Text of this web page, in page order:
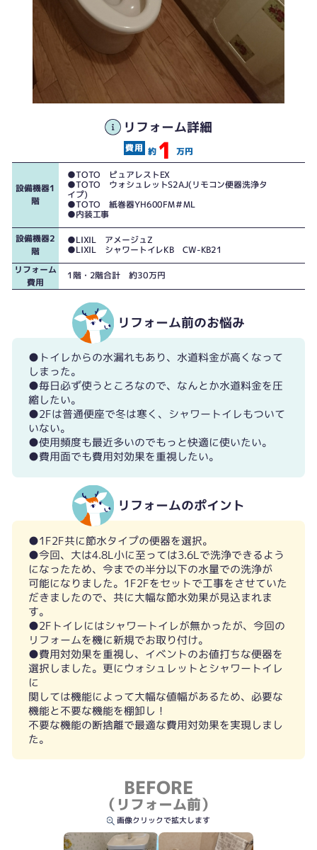
リフォーム詳細
約 1 万円
設備機器1
階
●TOTO ピュアレストEX
●TOTO ウォシュレットS2AJ(リモコン便器洗浄タ
イプ)
●TOTO 紙巻器YH600FM＃ML
●内装工事
設備機器2
階
●LIXIL アメージュZ
●LIXIL シャワートイレKB CW-KB21
リフォーム
費用
1階・2階合計 約30万円
リフォーム前のお悩み
●トイレからの水漏れもあり、水道料金が高くなって
しまった。
●毎日必ず使うところなので、なんとか水道料金を圧
縮したい。
●2Fは普通便座で冬は寒く、シャワートイレもついて
いない。
●使用頻度も最近多いのでもっと快適に使いたい。
●費用面でも費用対効果を重視したい。
リフォームのポイント
●1F2F共に節水タイプの便器を選択。
●今回、大は4.8L小に至っては3.6Lで洗浄できるよう
になったため、今までの半分以下の水量での洗浄が
可能になりました。1F2Fをセットで工事をさせていた
だきましたので、共に大幅な節水効果が見込まれま
す。
●2Fトイレにはシャワートイレが無かったが、今回の
リフォームを機に新規でお取り付け。
●費用対効果を重視し、イベントのお値打ちな便器を
選択しました。更にウォシュレットとシャワートイレ
に
関しては機能によって大幅な値幅があるため、必要な
機能と不要な機能を棚卸し！
不要な機能の断捨離で最適な費用対効果を実現しまし
た。
BEFORE
（リフォーム前）
画像クリックで拡大します